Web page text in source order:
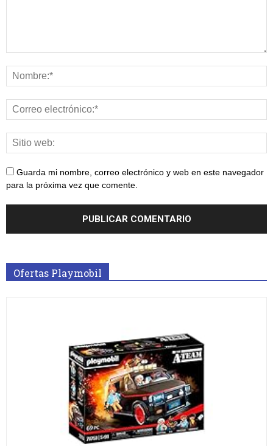
Guarda mi nombre, correo electrónico y web en este navegador
para la próxima vez que comente.
Ofertas Playmobil